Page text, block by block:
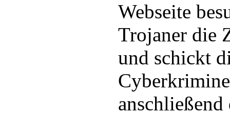
Webseite
Trojaner die
und schickt